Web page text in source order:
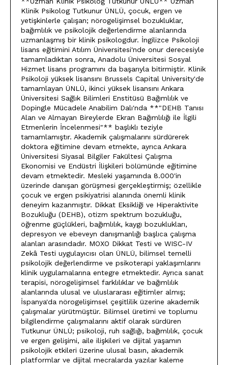
Klinik Psikolog Tutkunur ÜNLÜ, çocuk, ergen ve
yetişkinlerle çalışan; nörogelişimsel bozukluklar,
bağımlılık ve psikolojik değerlendirme alanlarında
uzmanlaşmış bir klinik psikologdur. İngilizce Psikoloji
lisans eğitimini Atılım Üniversitesi'nde onur derecesiyle
tamamladıktan sonra, Anadolu Üniversitesi Sosyal
Hizmet lisans programını da başarıyla bitirmiştir. Klinik
Psikoloji yüksek lisansını Brussels Capital University'de
tamamlayan ÜNLÜ, ikinci yüksek lisansını Ankara
Üniversitesi Sağlık Bilimleri Enstitüsü Bağımlılık ve
Dopingle Mücadele Anabilim Dalı'nda **"DEHB Tanısı
Alan ve Almayan Bireylerde Ekran Bağımlılığı ile İlgili
Etmenlerin İncelenmesi"** başlıklı teziyle
tamamlamıştır. Akademik çalışmalarını sürdürerek
doktora eğitimine devam etmekte, ayrıca Ankara
Üniversitesi Siyasal Bilgiler Fakültesi Çalışma
Ekonomisi ve Endüstri İlişkileri bölümünde eğitimine
devam etmektedir. Mesleki yaşamında 8.000'in
üzerinde danışan görüşmesi gerçekleştirmiş; özellikle
çocuk ve ergen psikiyatrisi alanında önemli klinik
deneyim kazanmıştır. Dikkat Eksikliği ve Hiperaktivite
Bozukluğu (DEHB), otizm spektrum bozukluğu,
öğrenme güçlükleri, bağımlılık, kaygı bozuklukları,
depresyon ve ebeveyn danışmanlığı başlıca çalışma
alanları arasındadır. MOXO Dikkat Testi ve WISC-IV
Zekâ Testi uygulayıcısı olan ÜNLÜ, bilimsel temelli
psikolojik değerlendirme ve psikoterapi yaklaşımlarını
klinik uygulamalarına entegre etmektedir. Ayrıca sanat
terapisi, nörogelişimsel farklılıklar ve bağımlılık
alanlarında ulusal ve uluslararası eğitimler almış;
İspanya'da nörogelişimsel çeşitlilik üzerine akademik
çalışmalar yürütmüştür. Bilimsel üretimi ve toplumu
bilgilendirme çalışmalarını aktif olarak sürdüren
Tutkunur ÜNLÜ; psikoloji, ruh sağlığı, bağımlılık, çocuk
ve ergen gelişimi, aile ilişkileri ve dijital yaşamın
psikolojik etkileri üzerine ulusal basın, akademik
platformlar ve dijital mecralarda yazılar kaleme